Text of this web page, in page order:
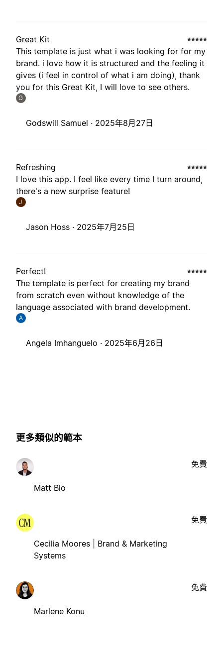
Great Kit
This template is just what i was looking for for my
brand. i love how it is structured and the feeling it
gives (i feel in control of what i am doing), thank
you for this Great Kit, I will love to see others.
G
Godswill Samuel · 2025年8月27日
Refreshing
I love this app. I feel like every time I turn around,
there's a new surprise feature!
J
Jason Hoss · 2025年7月25日
Perfect!
The template is perfect for creating my brand
from scratch even without knowledge of the
language associated with brand development.
A
Angela Imhanguelo · 2025年6月26日
更多類似的範本
Matt Bio
免費
Cecilia Moores | Brand & Marketing
Systems
免費
Marlene Konu
免費